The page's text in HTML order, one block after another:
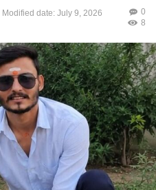
Modified date: July 9, 2026
0
8